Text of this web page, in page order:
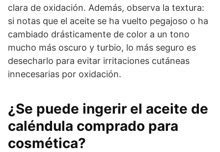
clara de oxidación. Además, observa la textura:
si notas que el aceite se ha vuelto pegajoso o ha
cambiado drásticamente de color a un tono
mucho más oscuro y turbio, lo más seguro es
desecharlo para evitar irritaciones cutáneas
innecesarias por oxidación.
¿Se puede ingerir el aceite de
caléndula comprado para
cosmética?